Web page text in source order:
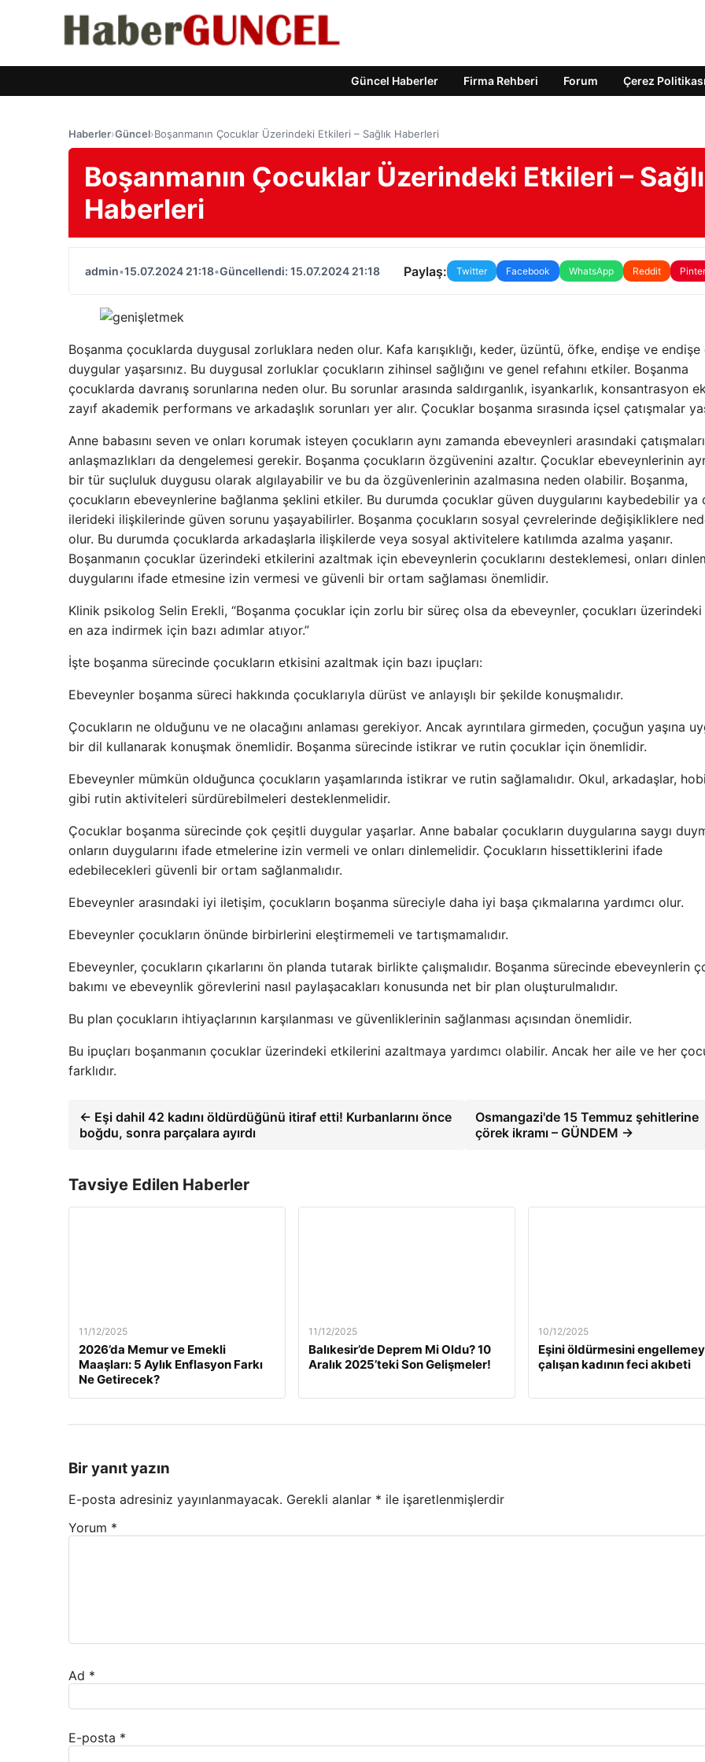
Güncel Haberler Firma Rehberi Forum Çerez Politikası
Haberler›Güncel›Boşanmanın Çocuklar Üzerindeki Etkileri – Sağlık Haberleri
Boşanmanın Çocuklar Üzerindeki Etkileri –
Haberleri
admin•15.07.2024 21:18•Güncellendi: 15.07.2024 21:18 Paylaş: Twitter Facebook WhatsApp Reddit
Boşanma çocuklarda duygusal zorluklara neden olur. Kafa karışıklığı, keder, üzüntü, öfke, endişe ve endişe
duygular yaşarsınız. Bu duygusal zorluklar çocukların zihinsel sağlığını ve genel refahını etkiler. Boşanma
çocuklarda davranış sorunlarına neden olur. Bu sorunlar arasında saldırganlık, isyankarlık, konsantrasyon
zayıf akademik performans ve arkadaşlık sorunları yer alır. Çocuklar boşanma sırasında içsel çatışmalar
Anne babasını seven ve onları korumak isteyen çocukların aynı zamanda ebeveynleri arasındaki
anlaşmazlıkları da dengelemesi gerekir. Boşanma çocukların özgüvenini azaltır. Çocuklar ebeveynlerinin
bir tür suçluluk duygusu olarak algılayabilir ve bu da özgüvenlerinin azalmasına neden olabilir. Boşanma,
çocukların ebeveynlerine bağlanma şeklini etkiler. Bu durumda çocuklar güven duygularını kaybedebilir ya
ilerideki ilişkilerinde güven sorunu yaşayabilirler. Boşanma çocukların sosyal çevrelerinde değişikliklere
olur. Bu durumda çocuklarda arkadaşlarla ilişkilerde veya sosyal aktivitelere katılımda azalma yaşanır.
Boşanmanın çocuklar üzerindeki etkilerini azaltmak için ebeveynlerin çocuklarını desteklemesi, onları
duygularını ifade etmesine izin vermesi ve güvenli bir ortam sağlaması önemlidir.
Klinik psikolog Selin Erekli, “Boşanma çocuklar için zorlu bir süreç olsa da ebeveynler, çocukları
en aza indirmek için bazı adımlar atıyor.”
İşte boşanma sürecinde çocukların etkisini azaltmak için bazı ipuçları:
Ebeveynler boşanma süreci hakkında çocuklarıyla dürüst ve anlayışlı bir şekilde konuşmalıdır.
Çocukların ne olduğunu ve ne olacağını anlaması gerekiyor. Ancak ayrıntılara girmeden, çocuğun yaşına
bir dil kullanarak konuşmak önemlidir. Boşanma sürecinde istikrar ve rutin çocuklar için önemlidir.
Ebeveynler mümkün olduğunca çocukların yaşamlarında istikrar ve rutin sağlamalıdır. Okul, arkadaşlar,
gibi rutin aktiviteleri sürdürebilmeleri desteklenmelidir.
Çocuklar boşanma sürecinde çok çeşitli duygular yaşarlar. Anne babalar çocukların duygularına saygı
onların duygularını ifade etmelerine izin vermeli ve onları dinlemelidir. Çocukların hissettiklerini ifade
edebilecekleri güvenli bir ortam sağlanmalıdır.
Ebeveynler arasındaki iyi iletişim, çocukların boşanma süreciyle daha iyi başa çıkmalarına yardımcı olur.
Ebeveynler çocukların önünde birbirlerini eleştirmemeli ve tartışmamalıdır.
Ebeveynler, çocukların çıkarlarını ön planda tutarak birlikte çalışmalıdır. Boşanma sürecinde ebeveynlerin
bakımı ve ebeveynlik görevlerini nasıl paylaşacakları konusunda net bir plan oluşturulmalıdır.
Bu plan çocukların ihtiyaçlarının karşılanması ve güvenliklerinin sağlanması açısından önemlidir.
Bu ipuçları boşanmanın çocuklar üzerindeki etkilerini azaltmaya yardımcı olabilir. Ancak her aile ve her
farklıdır.
← Eşi dahil 42 kadını öldürdüğünü itiraf etti! Kurbanlarını önce
boğdu, sonra parçalara ayırdı
Osmangazi'de 15 Temmuz şehitlerine
çörek ikramı – GÜNDEM →
Tavsiye Edilen Haberler
11/12/2025
2026’da Memur ve Emekli
Maaşları: 5 Aylık Enflasyon Farkı
Ne Getirecek?
11/12/2025
Balıkesir’de Deprem Mi Oldu? 10
Aralık 2025’teki Son Gelişmeler!
10/12/2025
Eşini öldürmesini
çalışan kadının feci akıbeti
Bir yanıt yazın
E-posta adresiniz yayınlanmayacak. Gerekli alanlar * ile işaretlenmişlerdir
Yorum *
Ad *
E-posta *